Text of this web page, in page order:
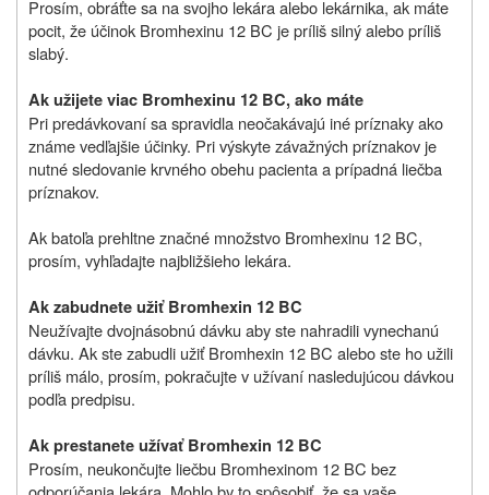
Prosím, obráťte sa na svojho lekára alebo lekárnika, ak máte
pocit, že účinok Bromhexinu 12 BC je príliš silný alebo príliš
slabý.
Ak užijete viac Bromhexinu 12 BC, ako máte
Pri predávkovaní sa spravidla neočakávajú iné príznaky ako
známe vedľajšie účinky. Pri výskyte závažných príznakov je
nutné sledovanie krvného obehu pacienta a prípadná liečba
príznakov.
Ak batoľa prehltne značné množstvo Bromhexinu 12 BC,
prosím, vyhľadajte najbližšieho lekára.
Ak zabudnete užiť Bromhexin 12 BC
Neužívajte dvojnásobnú dávku aby ste nahradili vynechanú
dávku. Ak ste zabudli užiť Bromhexin 12 BC alebo ste ho užili
príliš málo, prosím, pokračujte v užívaní nasledujúcou dávkou
podľa predpisu.
Ak prestanete užívať Bromhexin 12 BC
Prosím, neukončujte liečbu Bromhexinom 12 BC bez